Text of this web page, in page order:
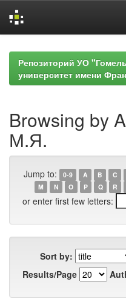
navigationРепозиторий УО
университет имени
Browsing by
М.Я.
Jump to: 0-9 A B C
M
N O P Q R
or enter first few letters:
Sort by:
Results/Page